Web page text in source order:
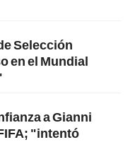
Selección
en el Mundial
a Gianni
"intentó